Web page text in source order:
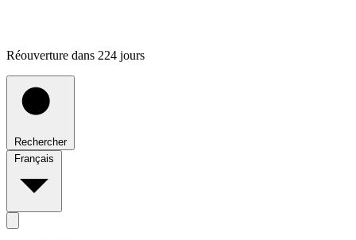
Réouverture dans 224 jours
Rechercher
Français